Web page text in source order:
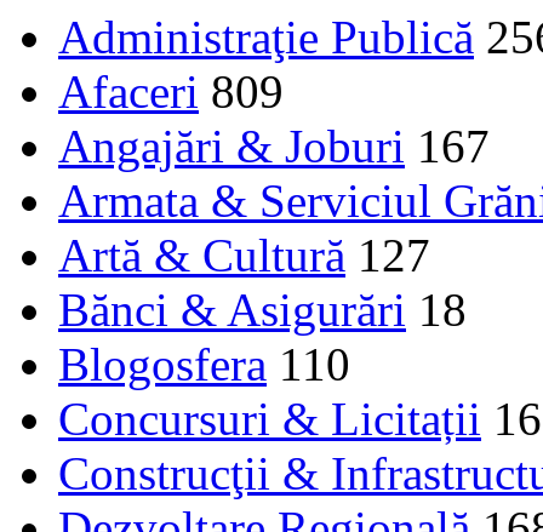
Administraţie Publică
Afaceri 809
Angajări & Joburi 167
Armata & Serviciul
Artă & Cultură 127
Bănci & Asigurări 18
Blogosfera 110
Concursuri & Licitații 16
Construcţii &